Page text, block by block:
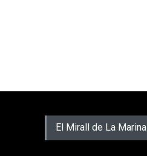
El Mirall de La Marina